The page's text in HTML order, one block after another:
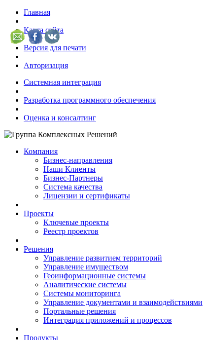
Главная
Карта сайта
Версия для печати
Авторизация
Системная интеграция
Разработка программного обеспечения
Оценка и консалтинг
Компания
Бизнес-направления
Наши Клиенты
Бизнес-Партнеры
Система качества
Лицензии и сертификаты
Проекты
Ключевые проекты
Реестр проектов
Решения
Управление развитием территорий
Управление имуществом
Геоинформационные системы
Аналитические системы
Системы мониторинга
Управление документами и взаимодействиями
Портальные решения
Интеграция приложений и процессов
Продукты